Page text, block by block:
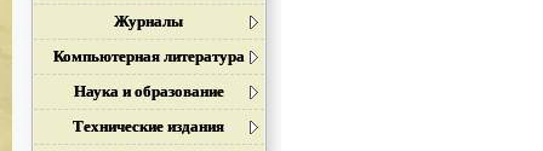
Журналы
Компьютерная литература
Наука и образование
Технические издания